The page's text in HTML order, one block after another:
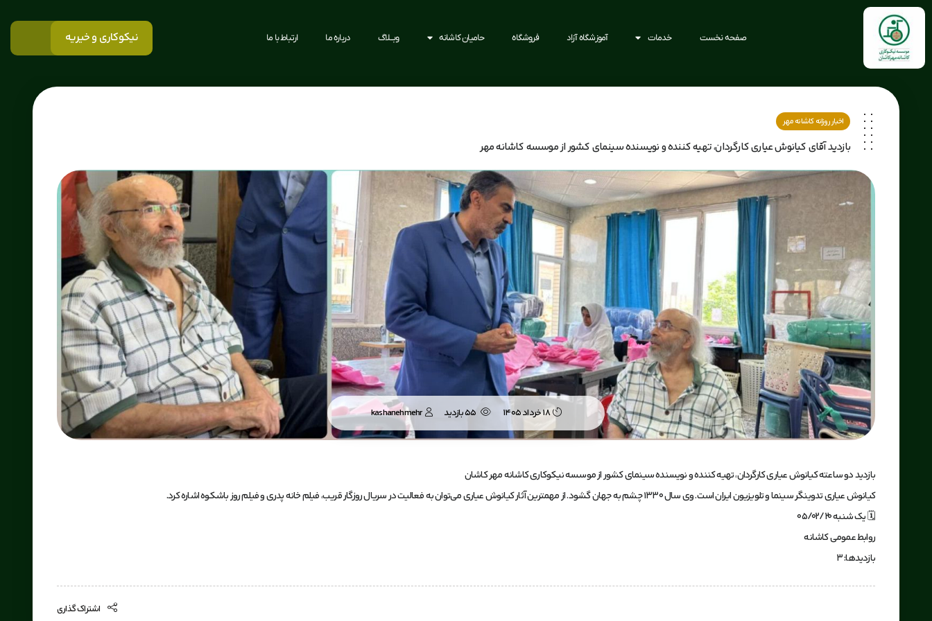
صفحه نخست خدمات آموزشگاه آزاد فروشگاه حامیان کاشانه وبــلاگ درباره ما ارتباط با ما نیکوکاری و خیریه
اخبار روزانه کاشانه مهر
بازدید آقای کیانوش عیاری کارگردان، تهیه کننده و نویسنده سینمای کشور از موسسه کاشانه مهر
18 خرداد 1405 kashanehmehr
بازدید دو ساعته کیانوش عیاری کارگردان، تهیه کننده و نویسنده سینمای کشور از موسسه نیکوکاری کاشانه مهر کاشان
کیانوش عیاری تدوینگر سینما و تلویزیون ایران است. وی سال ۱۳۳۰ چشم به جهان گشود. از مهمترین آثار کیانوش عیاری می‌توان به فعالیت در سریال روزگار قریب، فیلم خانه پدری و فیلم روز باشکوه اشاره کرد.
🗓 یک شنبه ۰۵/۰۲/۲۰
روابط عمومی کاشانه
بازدیدها: 3
اشتراک گذاری